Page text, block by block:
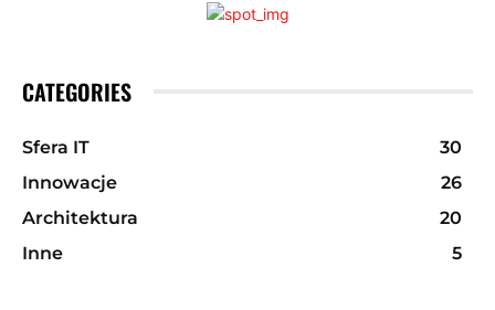
CATEGORIES
Sfera IT
30
Innowacje
26
Architektura
20
Inne
5